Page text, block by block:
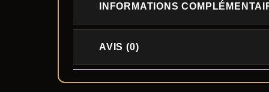
INFORMATIONS
AVIS (0)